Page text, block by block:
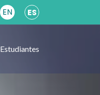
EN ES
Estudiantes